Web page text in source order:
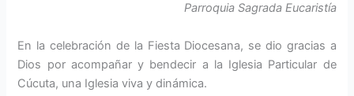
Parroquia Sagrada Eucaristía
En la celebración de la Fiesta Diocesana, se dio gracias a
Dios por acompañar y bendecir a la Iglesia Particular de
Cúcuta, una Iglesia viva y dinámica.